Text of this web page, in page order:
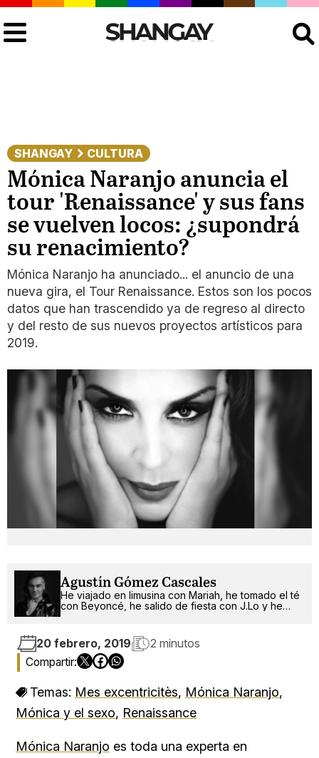
SHANGAY CULTURA
Mónica Naranjo anuncia el
tour 'Renaissance' y sus fans
se vuelven locos: ¿supondrá
su renacimiento?
Mónica Naranjo ha anunciado... el anuncio de una
nueva gira, el Tour Renaissance. Estos son los pocos
datos que han trascendido ya de regreso al directo
y del resto de sus nuevos proyectos artísticos para
2019.
Agustín Gómez Cascales
He viajado en limusina con Mariah, he tomado el té
con Beyoncé, he salido de fiesta con J.Lo y he
20 febrero, 2019 2 minutos
Temas: Mes excentricitès, Mónica Naranjo,
Mónica y el sexo, Renaissance
Mónica Naranjo es toda una experta en